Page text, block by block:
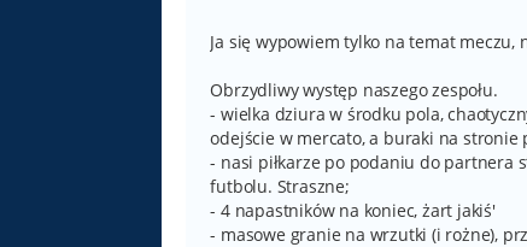
t
Ja się wypowiem tylko na temat meczu,
Obrzydliwy występ naszego zespołu.
- wielka dziura w środku pola,
odejście w mercato, a buraki na stronie
- nasi piłkarze po podaniu do partnera
futbolu. Straszne;
- 4 napastników na koniec, żart jakiś'
- masowe granie na wrzutki (i rożne),